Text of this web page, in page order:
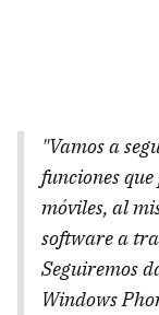
"Vamos a
funciones
móviles, al
software a
Seguiremos
Windows